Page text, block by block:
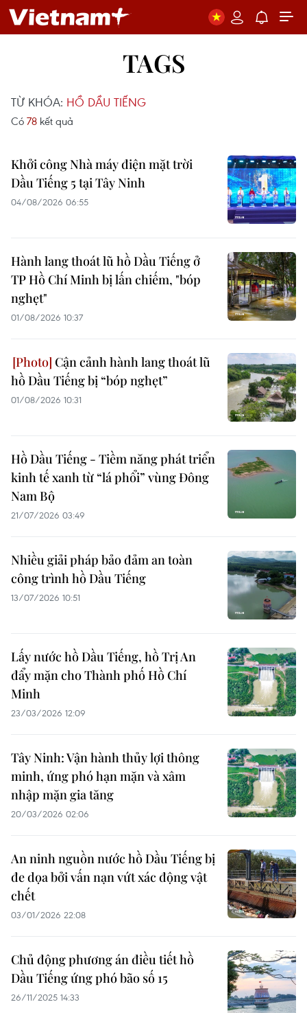
TAGS
TỪ KHÓA: HỒ DẦU TIẾNG
Có 78 kết quả
Khởi công Nhà máy điện mặt trời
Dầu Tiếng 5 tại Tây Ninh
04/08/2026 06:55
Hành lang thoát lũ hồ Dầu Tiếng ở
TP Hồ Chí Minh bị lấn chiếm, "bóp
nghẹt"
01/08/2026 10:37
Cận cảnh hành lang thoát lũ
hồ Dầu Tiếng bị “bóp nghẹt”
01/08/2026 10:31
Hồ Dầu Tiếng - Tiềm năng phát triển
kinh tế xanh từ “lá phổi” vùng Đông
Nam Bộ
21/07/2026 03:49
Nhiều giải pháp bảo đảm an toàn
công trình hồ Dầu Tiếng
13/07/2026 10:51
Lấy nước hồ Dầu Tiếng, hồ Trị An
đẩy mặn cho Thành phố Hồ Chí
Minh
23/03/2026 12:09
Tây Ninh: Vận hành thủy lợi thông
minh, ứng phó hạn mặn và xâm
nhập mặn gia tăng
20/03/2026 02:06
An ninh nguồn nước hồ Dầu Tiếng bị
đe dọa bởi vấn nạn vứt xác động vật
chết
03/01/2026 22:08
Chủ động phương án điều tiết hồ
Dầu Tiếng ứng phó bão số 15
26/11/2025 14:33